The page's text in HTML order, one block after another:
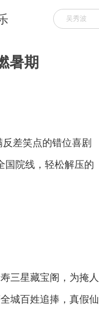
暑期
差笑点的错位喜剧
国院线，轻松解压的
三星藏宝阁，为掩人
城百姓追捧，真假仙